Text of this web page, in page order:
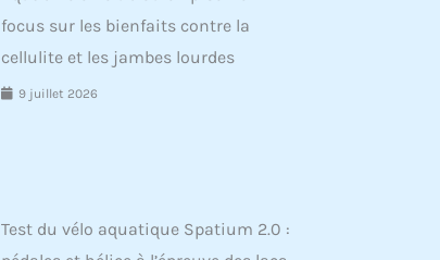
focus sur les bienfaits contre la
cellulite et les jambes lourdes
9 juillet 2026
Test du vélo aquatique Spatium 2.0 :